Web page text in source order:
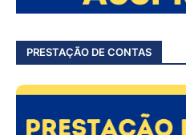
PRESTAÇÃO DE CONTAS